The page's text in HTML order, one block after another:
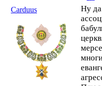
Carduus
Ну